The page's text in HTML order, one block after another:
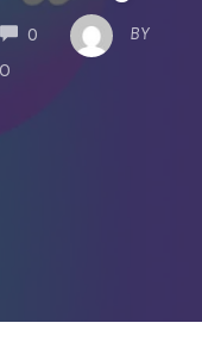
0COMMENTSBY